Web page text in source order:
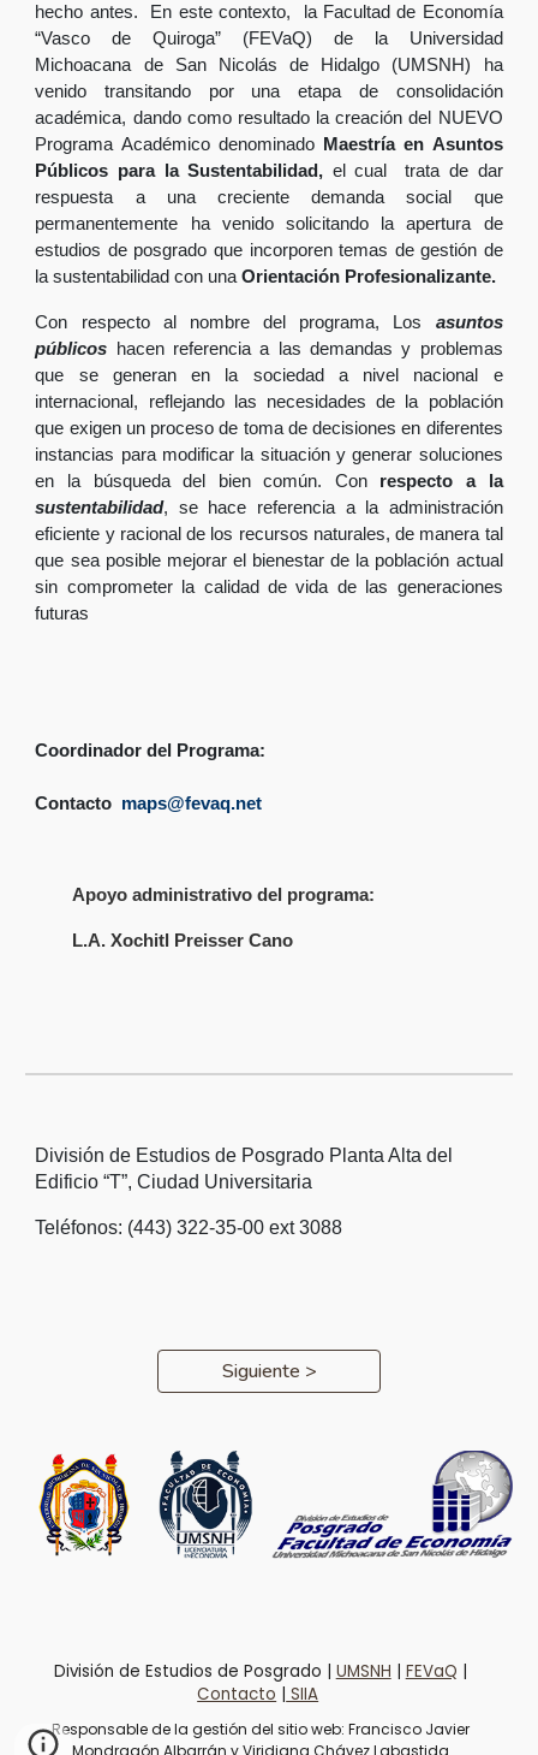
hecho antes. En este contexto, la Facultad de Economía
“Vasco de Quiroga” (FEVaQ) de la Universidad
Michoacana de San Nicolás de Hidalgo (UMSNH) ha
venido transitando por una etapa de consolidación
académica, dando como resultado la creación del NUEVO
Programa Académico denominado
Maestría en Asuntos
Públicos para la Sustentabilidad, el cual trata de dar
respuesta a una creciente demanda social que
permanentemente ha venido solicitando la apertura de
estudios de posgrado que incorporen temas de gestión de
la sustentabilidad con unaOrientación Profesionalizante.
Con respecto al nombre del programa, Los asuntos
públicos
hacen referencia a las demandas y problemas
que se generan en la sociedad a nivel nacional e
internacional, reflejando las necesidades de la población
que exigen un proceso de toma de decisiones en diferentes
instancias para modificar la situación y generar soluciones
en la búsqueda del bien común. Con respecto a la
sustentabilidad, se hace referencia a la administración
eficiente y racional de los recursos naturales, de manera tal
que sea posible mejorar el bienestar de la población actual
sin comprometer la calidad de vida de las generaciones
futuras
Coordinador del Programa:
Contacto maps@fevaq.net
Apoyo administrativo del programa:
L.A. Xochitl Preisser Cano
División de Estudios de Posgrado Planta Alta del
Edificio “T”, Ciudad Universitaria
Teléfonos: (443) 322-35-00 ext 3088
Siguiente >
División de Estudios de Posgrado UMSNH FEVaQ
Contacto
SIIA
Responsable de la gestión del sitio web: Francisco Javier